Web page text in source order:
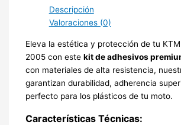
Descripción
Valoraciones (0)
Eleva la estética y protección de tu
2005 con este kit de adhesivos
con materiales de alta resistencia,
garantizan durabilidad, adherencia
perfecto para los plásticos de tu moto.
Características Técnicas: